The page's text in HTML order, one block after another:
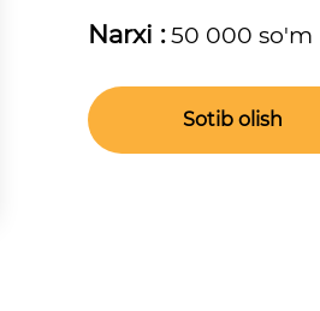
Narxi :50 000 so'm
Sotib olish